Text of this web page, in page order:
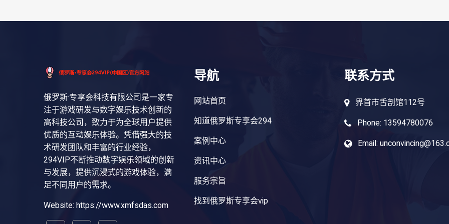
俄罗斯·专享会科技有限公司是一家专
注于游戏研发与数字娱乐技术创新的
高科技公司，致力于为全球用户提供
优质的互动娱乐体验。凭借强大的技
术研发团队和丰富的行业经验，
294VIP不断推动数字娱乐领域的创新
与发展，提供沉浸式的游戏体验，满
足不同用户的需求。
Website: https://www.xmfsdas.com
导航
网站首页
知道俄罗斯专享会294
案例中心
资讯中心
服务宗旨
找到俄罗斯专享会vip
联系方式
界首市舌剖馆112号
Phone: 13594780076
Email: